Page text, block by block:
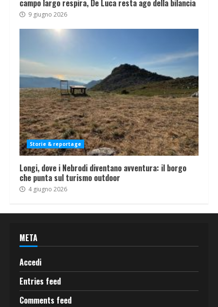
campo largo respira, De Luca resta ago della bilancia
9 giugno 2026
Storie & reportage
Longi, dove i Nebrodi diventano avventura: il borgo
che punta sul turismo outdoor
4 giugno 2026
META
Accedi
Entries feed
Comments feed